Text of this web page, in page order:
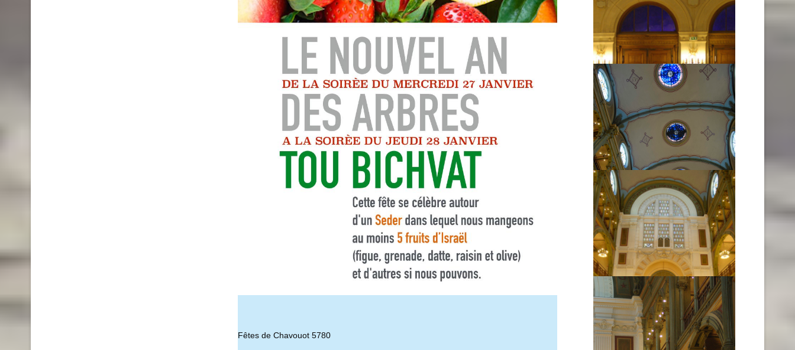
Fêtes de Chavouot 5780